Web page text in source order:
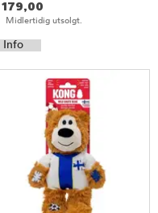
179,00
Midlertidig utsolgt.
Info